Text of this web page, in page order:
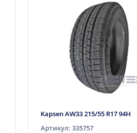
Kapsen AW33 215/55 R17 94H
Артикул: 335757